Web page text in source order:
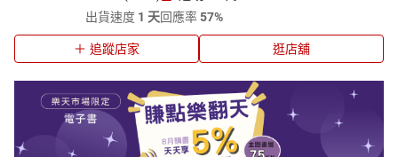
出貨速度 1 天回應率57%
追蹤店家 逛店舖